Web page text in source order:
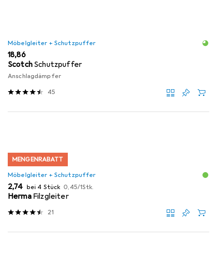
Möbelgleiter + Schutzpuffer
EUR
18,86
Scotch Schutzpuffer
Anschlagdämpfer
45
MENGENRABATT
Möbelgleiter + Schutzpuffer
EUR
2,74 bei 4 Stück EUR
0,45/1Stk.
Herma Filzgleiter
21